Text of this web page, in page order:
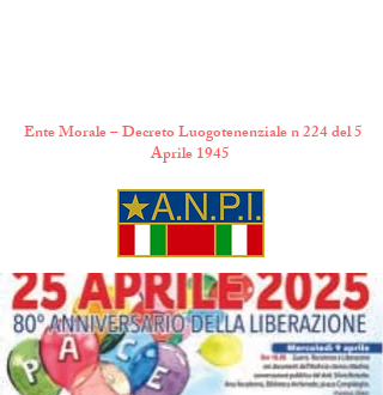
Ente Morale – Decreto Luogotenenziale n 224 del 5
Aprile 1945